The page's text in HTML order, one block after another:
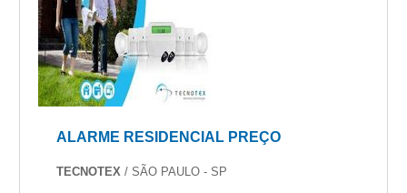
ALARME RESIDENCIAL PREÇO
TECNOTEX/ SÃO PAULO - SP